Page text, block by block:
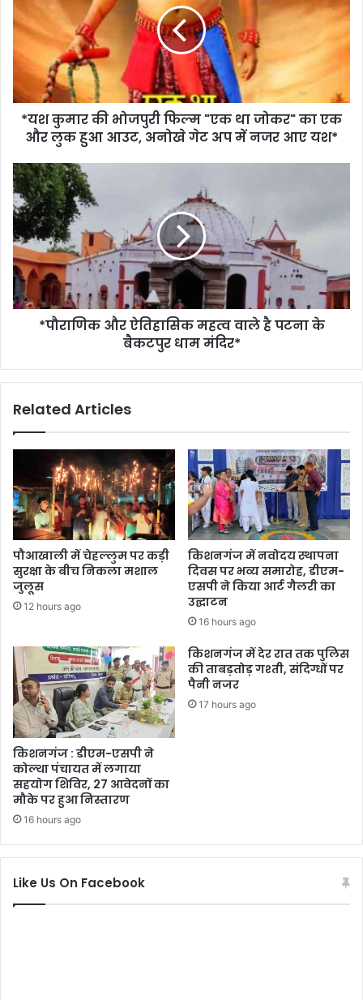
*यश कुमार की भोजपुरी फिल्म "एक था जोकर" का एक
और लुक हुआ आउट, अनोखे गेट अप में नजर आए यश*
*पौराणिक और ऐतिहासिक महत्व वाले है पटना के
बैकटपुर धाम मंदिर*
Related Articles
पौआखाली में चेहल्लुम पर कड़ी
सुरक्षा के बीच निकला मशाल
जुलूस
12 hours ago
किशनगंज में नवोदय स्थापना
दिवस पर भव्य समारोह, डीएम-
एसपी ने किया आर्ट गैलरी का
उद्घाटन
16 hours ago
किशनगंज : डीएम-एसपी ने
कोल्था पंचायत में लगाया
सहयोग शिविर, 27 आवेदनों का
मौके पर हुआ निस्तारण
16 hours ago
किशनगंज में देर रात तक पुलिस
की ताबड़तोड़ गश्ती, संदिग्धों पर
पैनी नजर
17 hours ago
Like Us On Facebook